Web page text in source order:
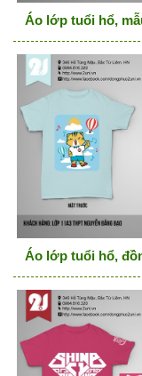
Áo lớp tuổi hổ,
Áo lớp tuổi hổ,